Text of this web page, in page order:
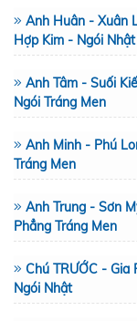
Anh Huân - Xuân
Hợp Kim - Ngói Nhật
Anh Tâm - Suối
Ngói Tráng Men
Anh Minh - Phú
Tráng Men
Anh Trung - Sơn
Phẳng Tráng Men
Chú TRƯỚC -
Ngói Nhật